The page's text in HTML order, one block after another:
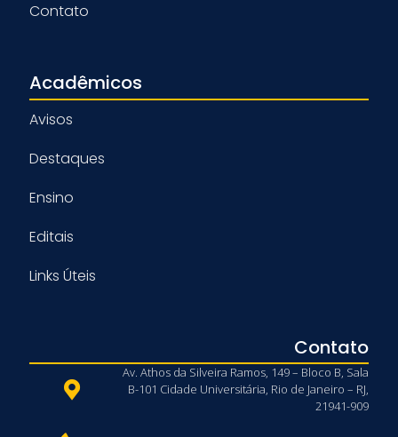
Contato
Acadêmicos
Avisos
Destaques
Ensino
Editais
Links Úteis
Contato
Av. Athos da Silveira Ramos, 149 – Bloco B, Sala
B-101 Cidade Universitária, Rio de Janeiro – RJ,
21941-909